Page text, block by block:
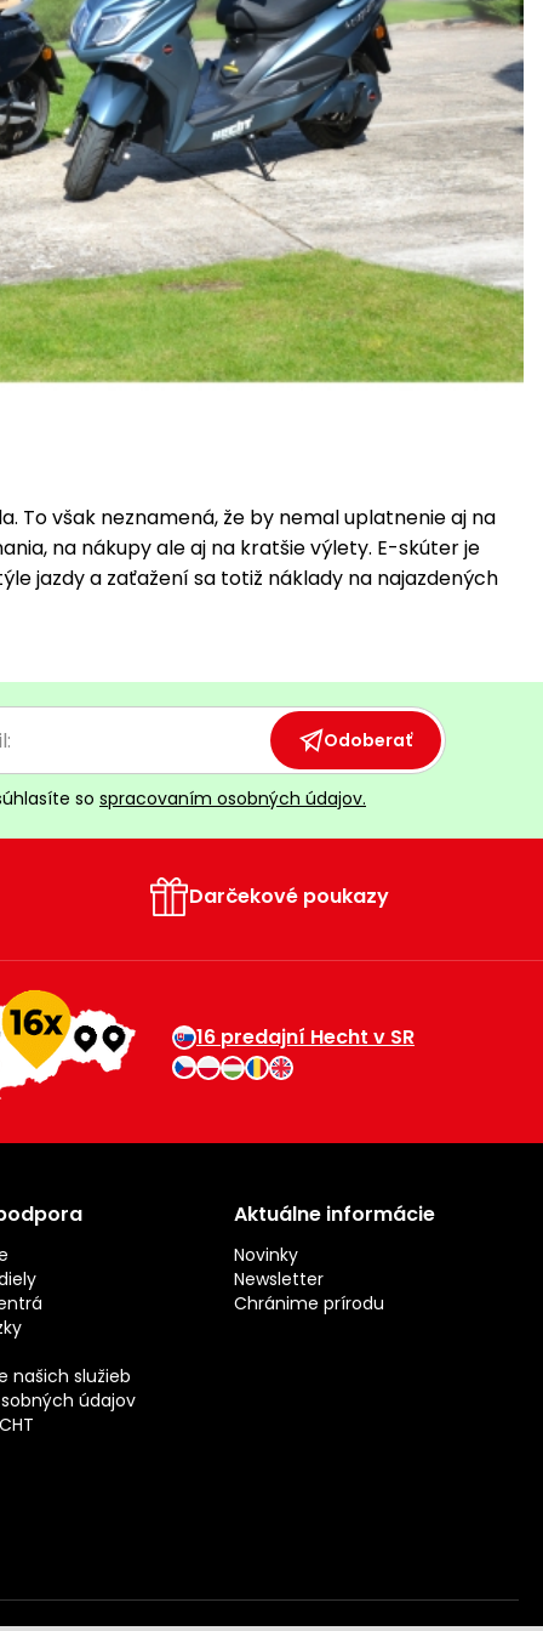
To však neznamená, že by nemal uplatnenie aj na
na nákupy ale aj na kratšie výlety. E-skúter je
jazdy a zaťažení sa totiž náklady na najazdených
Odoberať
so spracovaním osobných údajov.
Darčekové poukazy
16 predajní Hecht v SR
našich služieb
údajov
Aktuálne informácie
Novinky
Newsletter
Chránime prírodu